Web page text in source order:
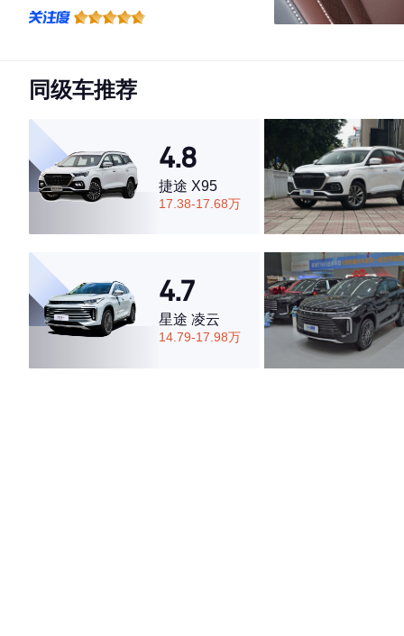
·空间表现一般，低于67%同级车
同级车推荐
4.8
捷途 X95
17.38-17.68万
4.7
星途 凌云
14.79-17.98万